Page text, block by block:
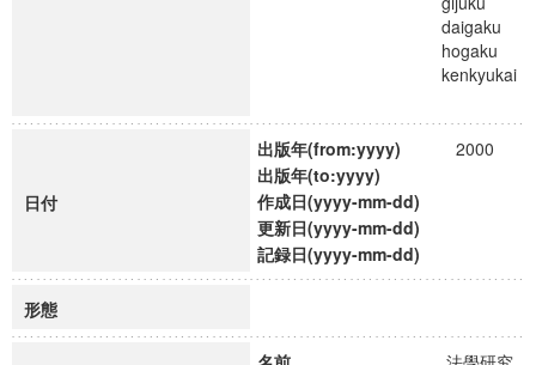
daigaku
hogaku
kenkyukai
日付
出版年(from:yyyy)
2000
出版年(to:yyyy)
作成日(yyyy-mm-dd)
更新日(yyyy-mm-dd)
記録日(yyyy-mm-dd)
形態